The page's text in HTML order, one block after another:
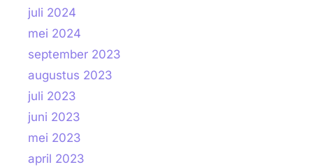
juli 2024
mei 2024
september 2023
augustus 2023
juli 2023
juni 2023
mei 2023
april 2023